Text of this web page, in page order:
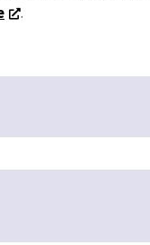
.